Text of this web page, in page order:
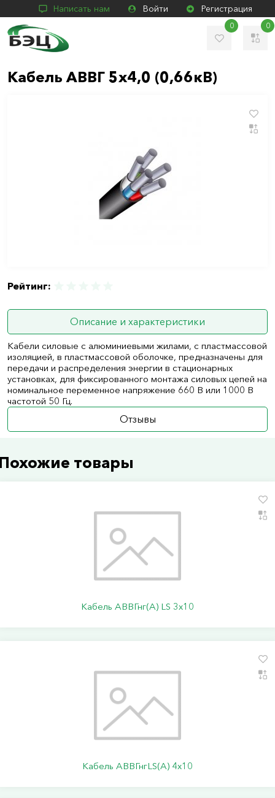
Написать нам Войти Регистрация
0 0
Кабель АВВГ 5х4,0 (0,66кВ)
Рейтинг:
Описание и характеристики
Кабели силовые с алюминиевыми жилами, с пластмассовой
изоляцией, в пластмассовой оболочке, предназначены для
передачи и распределения энергии в стационарных
установках, для фиксированного монтажа силовых цепей на
номинальное переменное напряжение 660 В или 1000 В
частотой 50 Гц.
Отзывы
товары
Кабель АВВГнг(А) LS 3х10
Кабель АВВГнгLS(А) 4х10